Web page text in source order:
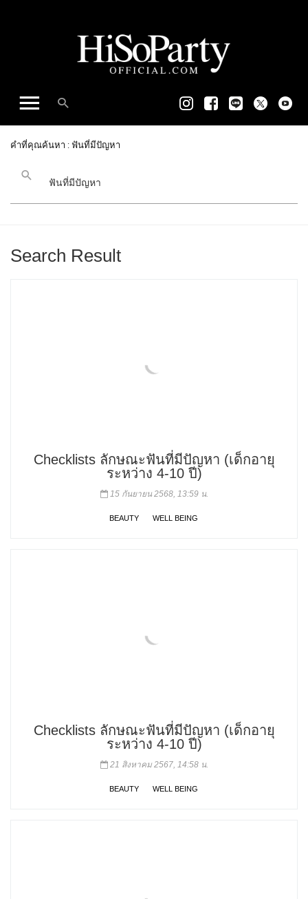
คำที่คุณค้นหา : ฟันที่มีปัญหา
Search Result
Checklists ลักษณะฟันที่มีปัญหา (เด็กอายุ
ระหว่าง 4-10 ปี)
15 กันยายน 2568, 13:59 น.
BEAUTY WELL BEING
Checklists ลักษณะฟันที่มีปัญหา (เด็กอายุ
ระหว่าง 4-10 ปี)
21 สิงหาคม 2567, 14:58 น.
BEAUTY WELL BEING